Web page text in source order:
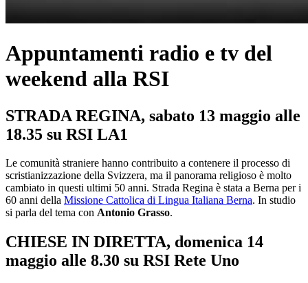
Appuntamenti radio e tv del
weekend alla RSI
STRADA REGINA, sabato 13 maggio alle
18.35 su RSI LA1
Le comunità straniere hanno contribuito a contenere il processo di
scristianizzazione della Svizzera, ma il panorama religioso è molto
cambiato in questi ultimi 50 anni. Strada Regina è stata a Berna per i
60 anni della Missione Cattolica di Lingua Italiana Berna. In studio
si parla del tema con Antonio Grasso.
CHIESE IN DIRETTA, domenica 14
maggio alle 8.30 su RSI Rete Uno